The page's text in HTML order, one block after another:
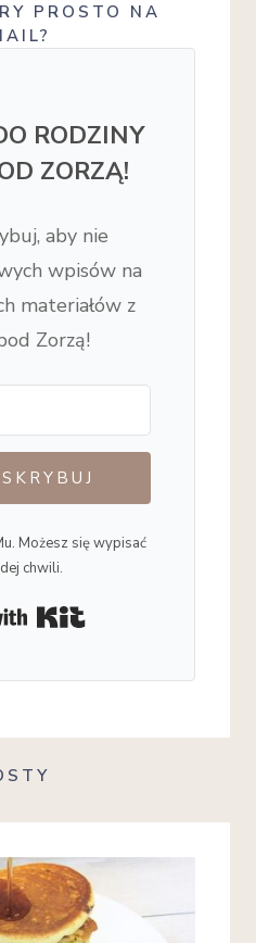
PROSTO NA
RODZINY
ZORZĄ!
aby nie
wpisów na
materiałów z
Zorzą!
Możesz się wypisać
chwili.